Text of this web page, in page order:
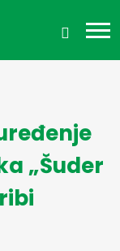
„Šuder